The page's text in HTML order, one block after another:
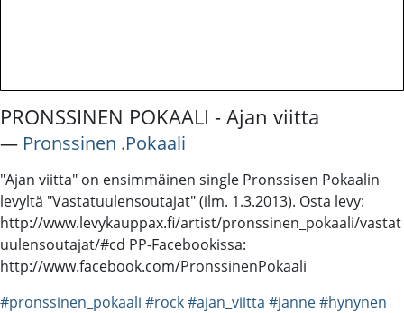
PRONSSINEN POKAALI - Ajan viitta
― Pronssinen .Pokaali
"Ajan viitta" on ensimmäinen single Pronssisen Pokaalin
levyltä "Vastatuulensoutajat" (ilm. 1.3.2013). Osta levy:
http://www.levykauppax.fi/artist/pronssinen_pokaali/vastat
uulensoutajat/#cd PP-Facebookissa:
http://www.facebook.com/PronssinenPokaali
#pronssinen_pokaali #rock#ajan_viitta #janne#hynynen